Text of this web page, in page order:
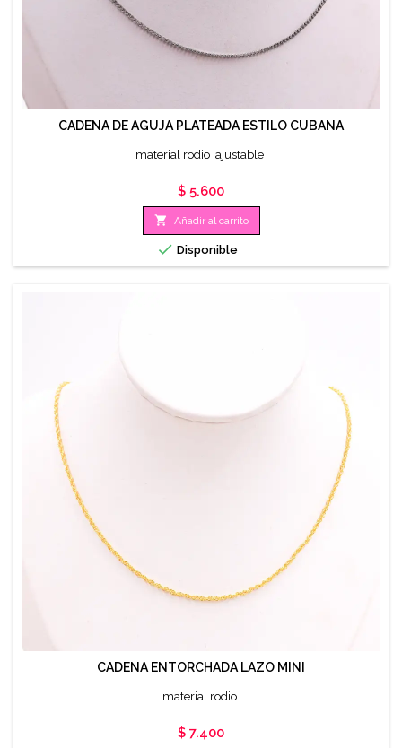
CADENA DE AGUJA PLATEADA ESTILO CUBANA
material rodio ajustable
Precio
$ 5.600
 Añadir al carrito
 Disponible
CADENA ENTORCHADA LAZO MINI
material rodio
Precio
$ 7.400